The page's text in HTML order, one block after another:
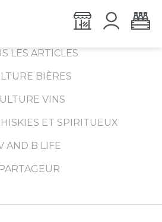
LES ARTICLES
BIÈRES
VINS
ET SPIRITUEUX
AND B LIFE
PARTAGEUR